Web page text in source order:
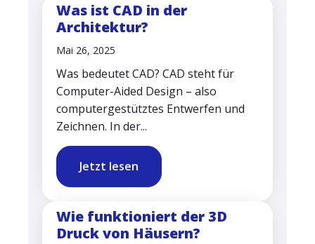
Was ist CAD in der
Architektur?
Mai 26, 2025
Was bedeutet CAD? CAD steht für
Computer-Aided Design – also
computergestütztes Entwerfen und
Zeichnen. In der...
Jetzt lesen
Wie funktioniert der 3D
Druck von Häusern?